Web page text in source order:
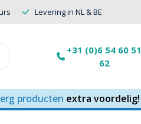
Levering in NL & BE
+31 (0)6 54 60 51
62
producten extra voordelig!